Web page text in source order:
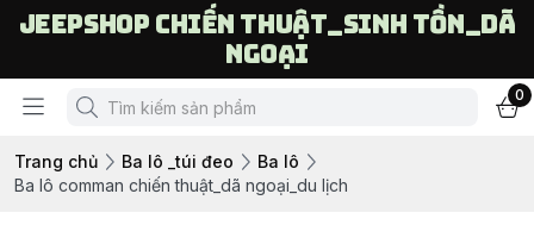
Jeepshop chiến thuật_sinh tồn_dã
ngoại
0
Trang chủ Ba lô _túi đeo
Ba lô
Ba lô comman chiến thuật_dã ngoại_du lịch